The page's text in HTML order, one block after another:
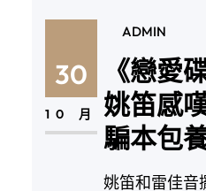
30
10 月
ADMIN
《戀愛
姚笛感
騙本包
姚笛和雷佳音